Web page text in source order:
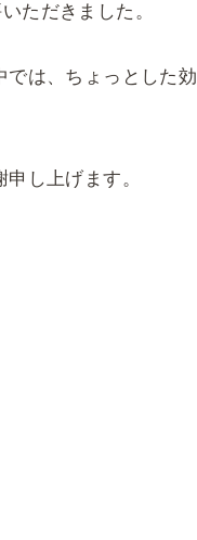
ただきました。
では、ちょっとした効
し上げます。